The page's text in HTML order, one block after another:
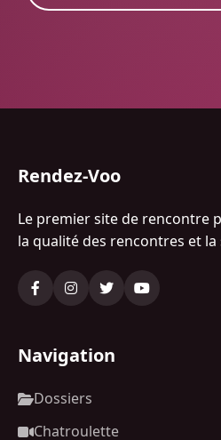
Rendez-Voo
Le premier site de rencontre
la qualité des rencontres et
Navigation
Dossiers
Chatroulette